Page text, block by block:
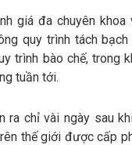
giá đa chuyên
quy trình tách
trình bào chế, trong
tuần tới.
ra chỉ vài ngày sau
thế giới được cấp